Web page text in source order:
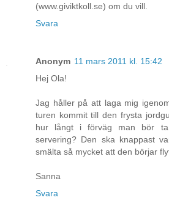
(www.giviktkoll.se) om du vill.
Svara
Anonym 11 mars 2011 kl. 15:42
Hej Ola!
Jag håller på att laga mig
turen kommit till den frysta
hur långt i förväg man bör
servering? Den ska knappast
smälta så mycket att den börjar
Sanna
Svara